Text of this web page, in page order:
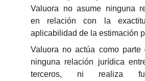
Valuora no asume ninguna
en relación con la
aplicabilidad de la estimación
Valuora no actúa como parte
ninguna relación jurídica
terceros, ni realiza